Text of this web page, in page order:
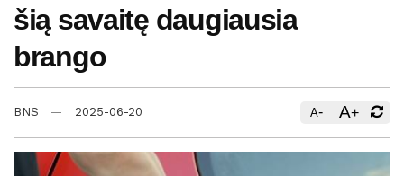
šią savaitę daugiausia
brango
BNS 2025-06-20 A- A+